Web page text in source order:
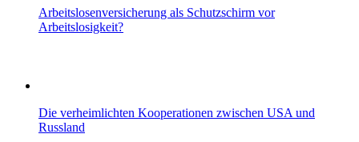
Arbeitslosenversicherung als Schutzschirm vor
Arbeitslosigkeit?
Die verheimlichten Kooperationen zwischen USA und
Russland